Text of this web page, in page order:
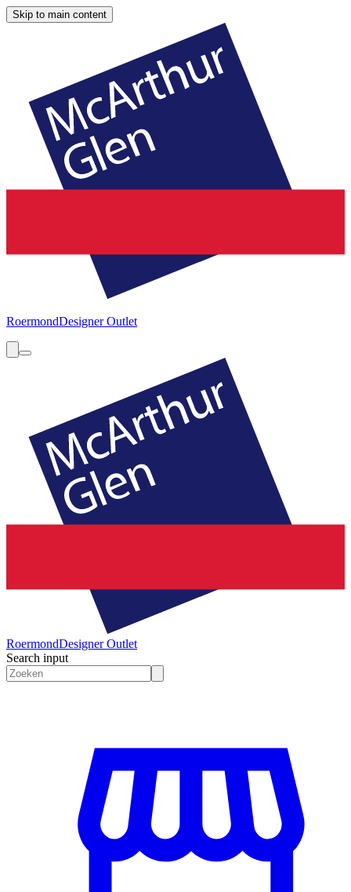
Skip to main content
RoermondDesigner Outlet
RoermondDesigner Outlet
Search input